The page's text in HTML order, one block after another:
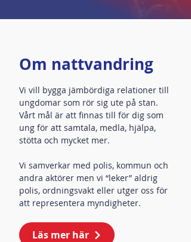
Om nattvandring
Vi vill bygga jämbördiga relationer till
ungdomar som rör sig ute på stan.
Vårt mål är att finnas till för dig som
ung för att samtala, medla, hjälpa,
stötta och mycket mer.
Vi samverkar med polis, kommun och
andra aktörer men vi “leker” aldrig
polis, ordningsvakt eller utger oss för
att representera myndigheter.
Läs mer här